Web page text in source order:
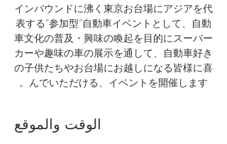
インバウンドに沸く東京お台場にアジアを代
表する“参加型”自動車イベントとして、自動
車文化の普及・興味の喚起を目的にスーパー
カーや趣味の車の展示を通して、自動車好き
の子供たちやお台場にお越しになる皆様に喜
んでいただける、イベントを開催します。
الوقت والموقع